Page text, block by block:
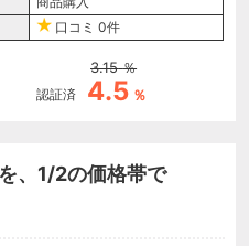
口コミ 0件
認証済
3.15 ％
4.5 ％
、1/2の価格帯で